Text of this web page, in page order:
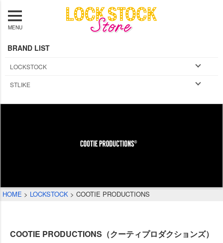
MENU
BRAND LIST
LOCKSTOCK
STLIKE
HOME LOCKSTOCK COOTIE PRODUCTIONS
COOTIE PRODUCTIONS（クーティプロダクションズ）